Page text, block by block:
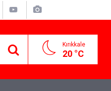
Kırıkkale
20 °C